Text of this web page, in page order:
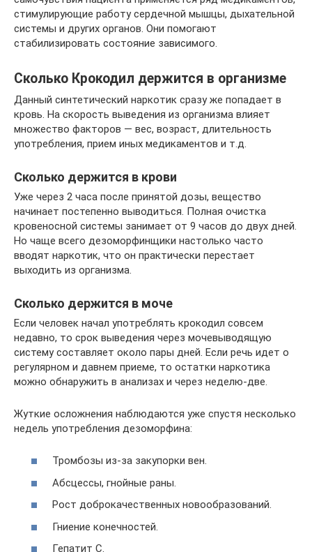
стимулирующие работу сердечной мышцы, дыхательной
системы и других органов. Они помогают
стабилизировать состояние зависимого.
Сколько Крокодил держится в организме
Данный синтетический наркотик сразу же попадает в
кровь. На скорость выведения из организма влияет
множество факторов — вес, возраст, длительность
употребления, прием иных медикаментов и т.д.
Сколько держится в крови
Уже через 2 часа после принятой дозы, вещество
начинает постепенно выводиться. Полная очистка
кровеносной системы занимает от 9 часов до двух дней.
Но чаще всего дезоморфинщики настолько часто
вводят наркотик, что он практически перестает
выходить из организма.
Сколько держится в моче
Если человек начал употреблять крокодил совсем
недавно, то срок выведения через мочевыводящую
систему составляет около пары дней. Если речь идет о
регулярном и давнем приеме, то остатки наркотика
можно обнаружить в анализах и через неделю-две.
Жуткие осложнения наблюдаются уже спустя несколько
недель употребления дезоморфина:
Тромбозы из-за закупорки вен.
Абсцессы, гнойные раны.
Рост доброкачественных новообразований.
Гниение конечностей.
Гепатит C.